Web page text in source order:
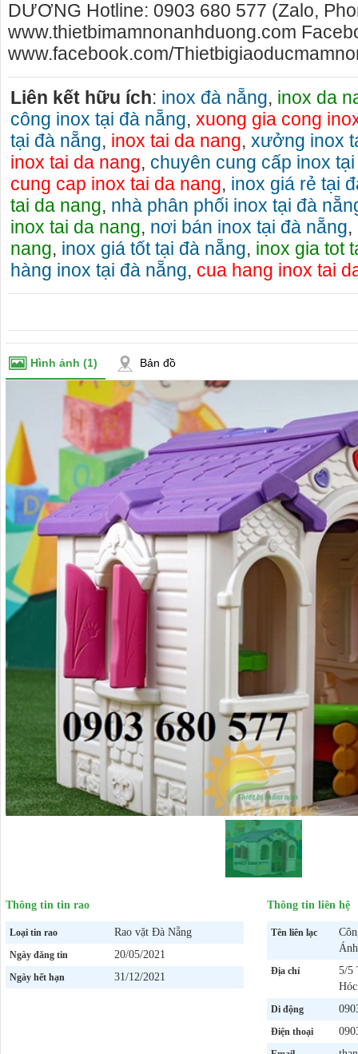
DƯƠNG Hotline: 0903 680 577 (Zalo,
www.thietbimamnonanhduong.com
www.facebook.com/
Liên kết hữu ích: inox đà nẵng, inox da
công inox tại đà nẵng, xuong gia cong
tại đà nẵng, inox tai da nang, xưởng inox
inox tai da nang, chuyên cung cấp inox
cung cap inox tai da nang, inox giá rẻ tại
tai da nang, nhà phân phối inox tại đà
inox tai da nang, nơi bán inox tại đà nẵng,
nang, inox giá tốt tại đà nẵng, inox gia tot
hàng inox tại đà nẵng, cua hang inox tai
Hình ảnh (1) Bản đồ
Thông tin tin rao
Loại tin rao Rao vặt Đà Nẵng
Ngày đăng tin 20/05/2021
Ngày hết hạn 31/12/2021
Thông tin liên hệ
Tên liên lạc
Địa chỉ
5/5
Di động
Điện thoại